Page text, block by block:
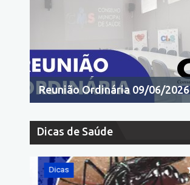
Reunião Ordinária 09/06/2026
Dicas de Saúde
Dicas